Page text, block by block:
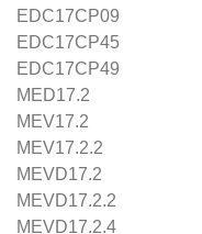
EDC17CP09
EDC17CP45
EDC17CP49
MED17.2
MEV17.2
MEV17.2.2
MEVD17.2
MEVD17.2.2
MEVD17.2.4